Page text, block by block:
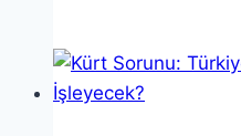
Neoliberal